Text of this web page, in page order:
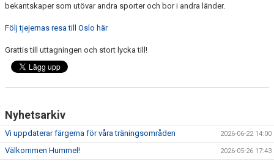
bekantskaper som utövar andra sporter och bor i andra länder.
Följ tjejernas resa till Oslo här
Grattis till uttagningen och stort lycka till!
Nyhetsarkiv
Vi uppdaterar färgerna för våra träningsområden 2026-06-22 14:00
Välkommen Hummel! 2026-05-26 17:43